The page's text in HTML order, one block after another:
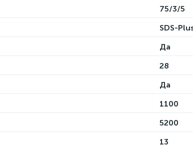
75/3/5
SDS-
Да
28
Да
1100
5200
13